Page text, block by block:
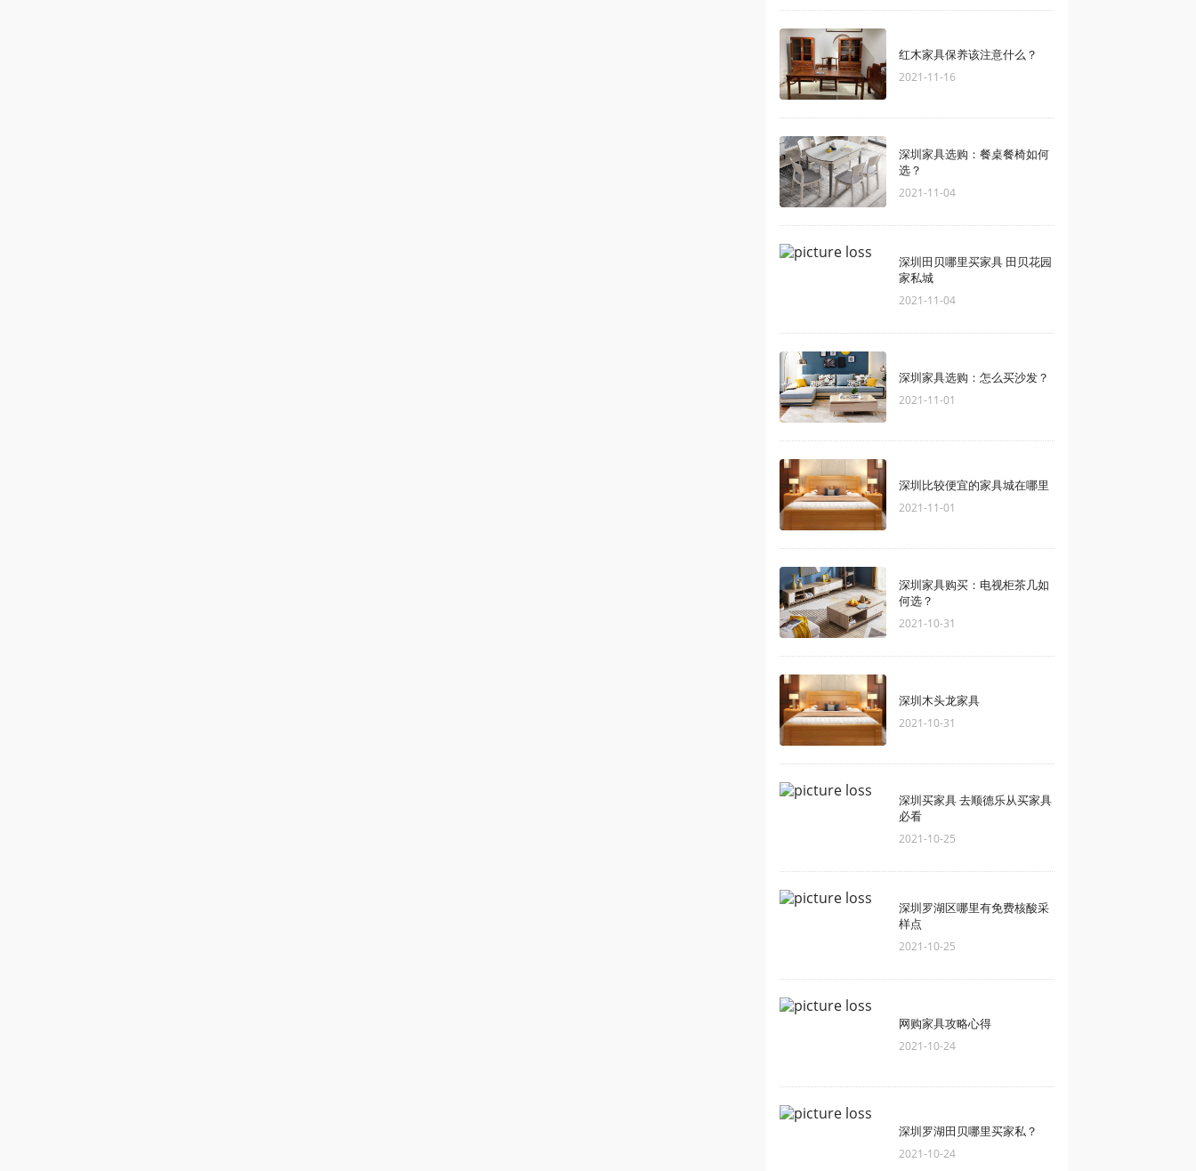
红木家具保养该注意什么？
2021-11-16
深圳家具选购：餐桌餐椅如何
选？
2021-11-04
深圳田贝哪里买家具 田贝花园
家私城
2021-11-04
深圳家具选购：怎么买沙发？
2021-11-01
深圳比较便宜的家具城在哪里
2021-11-01
深圳家具购买：电视柜茶几如
何选？
2021-10-31
深圳木头龙家具
2021-10-31
深圳买家具 去顺德乐从买家具
必看
2021-10-25
深圳罗湖区哪里有免费核酸采
样点
2021-10-25
网购家具攻略心得
2021-10-24
深圳罗湖田贝哪里买家私？
2021-10-24